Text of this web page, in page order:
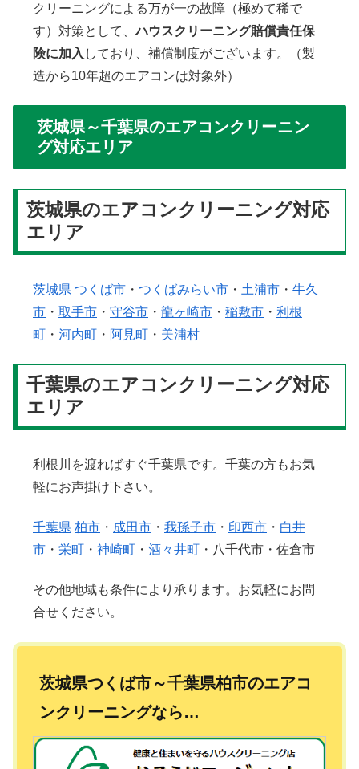
クリーニングによる万が一の故障（極めて稀で
す）対策として、ハウスクリーニング賠償責任保
険に加入 しており、補償制度がございます。（製
造から10年超のエアコンは対象外）
茨城県～千葉県のエアコンクリーニン
グ対応エリア
茨城県のエアコンクリーニング対応
エリア
茨城県 つくば市 ・ つくばみらい市 ・ 土浦市 ・ 牛久
市 ・ 取手市 ・ 守谷市 ・ 龍ヶ崎市 ・ 稲敷市 ・ 利根
町 ・ 河内町 ・ 阿見町 ・ 美浦村
千葉県のエアコンクリーニング対応
エリア
利根川を渡ればすぐ千葉県です。千葉の方もお気
軽にお声掛け下さい。
千葉県 柏市 ・ 成田市 ・ 我孫子市 ・ 印西市 ・ 白井
市 ・ 栄町 ・ 神崎町 ・ 酒々井町 ・八千代市・佐倉市
その他地域も条件により承ります。お気軽にお問
合せください。
茨城県つくば市～千葉県柏市のエアコ
ンクリーニングなら…